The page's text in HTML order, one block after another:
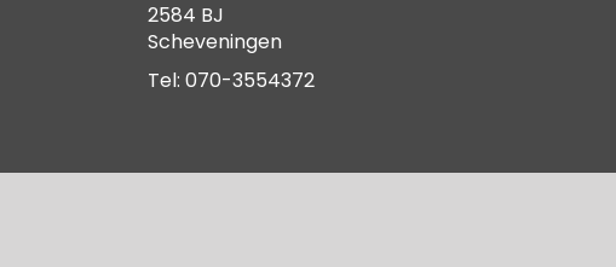
2584 BJ
Scheveningen
Tel: 070-3554372